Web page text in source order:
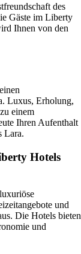
des
Gäste im Liberty
Ihnen von den
Luxus, Erholung,
einem
Ihren Aufenthalt
Lara.
Hotels
und
Die Hotels bieten
und